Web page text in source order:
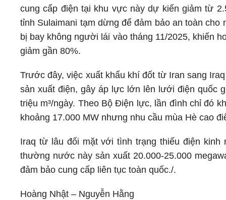
cung cấp điện tại khu vực này dự kiến giảm từ
tỉnh Sulaimani tạm dừng để đảm bảo an toàn
bị bay không người lái vào tháng 11/2025, khiến
giảm gần 80%.
Trước đây, việc xuất khẩu khí đốt từ Iran sang
sản xuất điện, gây áp lực lớn lên lưới điện quốc
triệu m³/ngày. Theo Bộ Điện lực, lần đình chỉ đó
khoảng 17.000 MW nhưng nhu cầu mùa Hè cao
Iraq từ lâu đối mặt với tình trạng thiếu điện
thường nước này sản xuất 20.000-25.000
đảm bảo cung cấp liên tục toàn quốc./.
Hoàng Nhật – Nguyễn Hằng